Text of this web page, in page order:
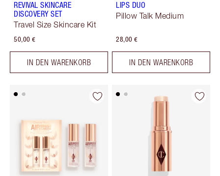
REVIVAL SKINCARE
DISCOVERY SET
Travel Size Skincare Kit
50,00 €
IN DEN WARENKORB
LIPS DUO
Pillow Talk Medium
28,00 €
IN DEN WARENKORB